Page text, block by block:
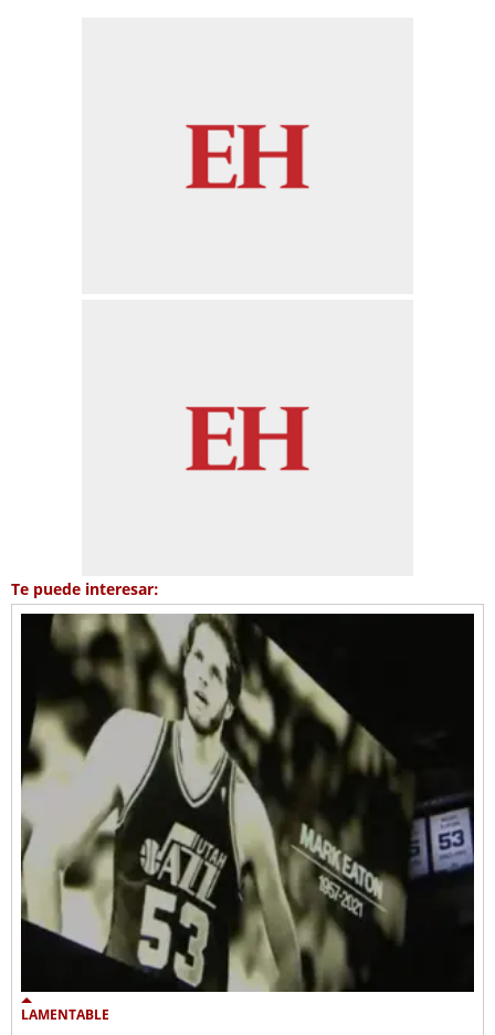
Te puede interesar:
LAMENTABLE